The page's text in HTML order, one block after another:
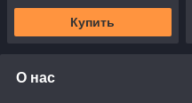
Купить
О нас